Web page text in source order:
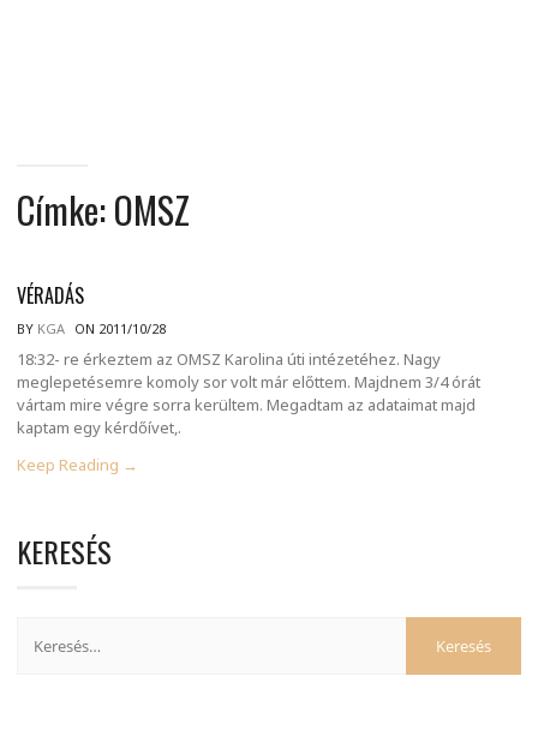
Címke:OMSZ
VÉRADÁS
BY KGA ON 2011/10/28
18:32- re érkeztem az OMSZ Karolina úti intézetéhez. Nagy
meglepetésemre komoly sor volt már előttem. Majdnem 3/4 órát
vártam mire végre sorra kerültem. Megadtam az adataimat majd
kaptam egy kérdőívet,.
Keep Reading →
KERESÉS